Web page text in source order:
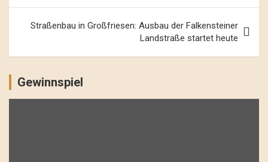
Straßenbau in Großfriesen: Ausbau der Falkensteiner
Landstraße startet heute
Gewinnspiel